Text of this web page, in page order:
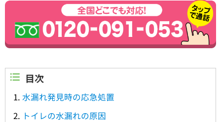
目次
水漏れ発見時の応急処置
トイレの水漏れの原因